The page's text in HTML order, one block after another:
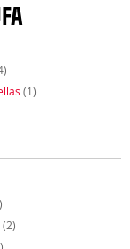
(1)
(2)